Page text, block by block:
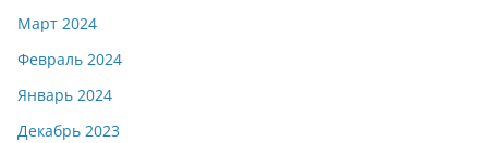
Март 2024
Февраль 2024
Январь 2024
Декабрь 2023